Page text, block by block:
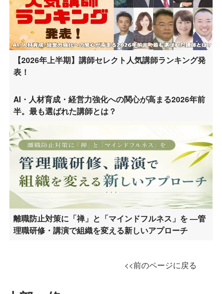
【2026年上半期】講師セレクト人気講師ランキング発
表！
AI・人材育成・経営力強化への関心が高まる2026年前
半。最も選ばれた講師とは？
離職防止対策に「禅」と「マインドフルネス」を ―管
理職研修・講演で組織を変える新しいアプローチ
<<前のページに戻る